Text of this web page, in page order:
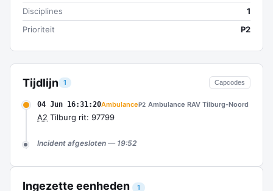
Tijdlijn 1 Capcodes
04 Jun 16:31:20AmbulanceP2 Ambulance RAV Tilburg-Noord
A2 Tilburg rit: 97799
Incident afgesloten — 19:52
Ingezette eenheden 1
Disciplines
1
Prioriteit
P2